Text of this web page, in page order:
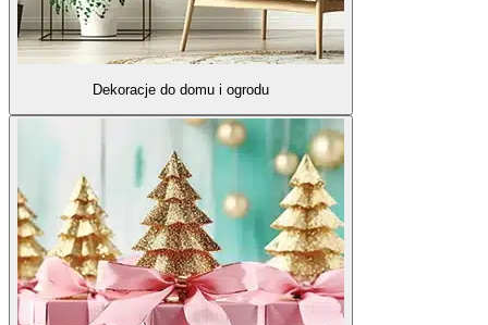
Dekoracje do domu i ogrodu